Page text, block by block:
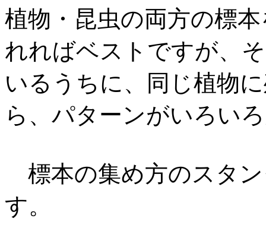
植物・ 昆虫の両方の標
れればベストですが、
いるうちに、同じ植物
ら、 パターンがいろい
標本の集め方のスタ
す。